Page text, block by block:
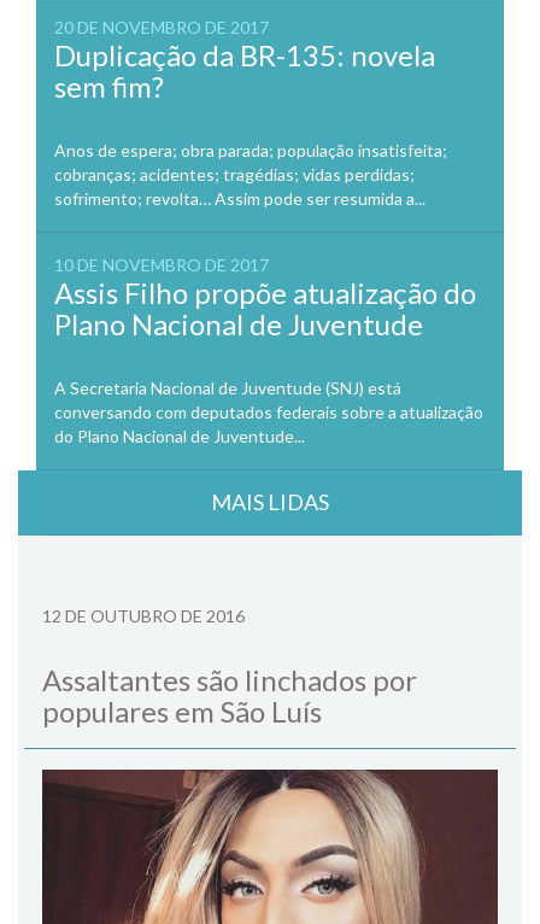
20 DE NOVEMBRO DE 2017
Duplicação da BR-135: novela
sem fim?
Anos de espera; obra parada; população insatisfeita;
cobranças; acidentes; tragédias; vidas perdidas;
sofrimento; revolta… Assim pode ser resumida a...
10 DE NOVEMBRO DE 2017
Assis Filho propõe atualização do
Plano Nacional de Juventude
A Secretaria Nacional de Juventude (SNJ) está
conversando com deputados federais sobre a atualização
do Plano Nacional de Juventude...
MAIS LIDAS
12 DE OUTUBRO DE 2016
Assaltantes são linchados por
populares em São Luís